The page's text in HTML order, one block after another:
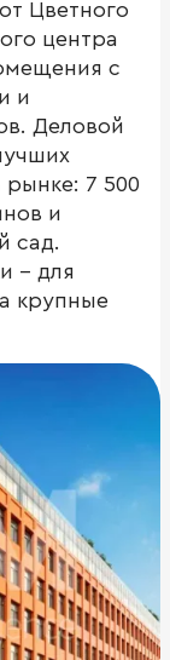
Цветного
центра
с
и
Деловой
7 500
и
сад.
– для
крупные